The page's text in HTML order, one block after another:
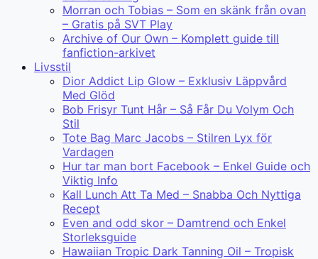
Morran och Tobias – Som en skänk från ovan
– Gratis på SVT Play
Archive of Our Own – Komplett guide till
fanfiction-arkivet
Livsstil
Dior Addict Lip Glow – Exklusiv Läppvård
Med Glöd
Bob Frisyr Tunt Hår – Så Får Du Volym Och
Stil
Tote Bag Marc Jacobs – Stilren Lyx för
Vardagen
Hur tar man bort Facebook – Enkel Guide och
Viktig Info
Kall Lunch Att Ta Med – Snabba Och Nyttiga
Recept
Even and odd skor – Damtrend och Enkel
Storleksguide
Hawaiian Tropic Dark Tanning Oil – Tropisk